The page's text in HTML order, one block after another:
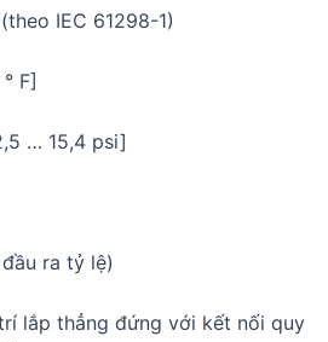
IEC 61298-1)
F]
… 15,4 psi]
ra tỷ lệ)
lắp thẳng đứng với kết nối quy